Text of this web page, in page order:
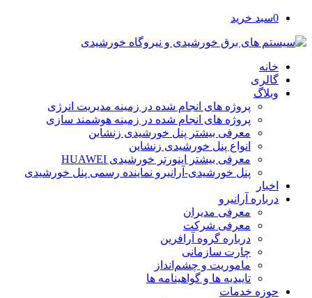
0سبد خرید
خانه
گالری
وبلاگ
پروژه های انجام شده در زمینه مدیریت انرژی
پروژه های انجام شده در زمینه هوشمند سازی
معرفی بیشتر پنل خورشیدی زنشاین
انواع پنل خورشیدی زنشاین
معرفی بیشتر اینورتر خورشیدی HUAWEI
پنل خورشیدی-آرانیرو نماینده رسمی پنل خورشیدی
اخبار
درباره آرانیرو
معرفی مدیران
معرفی شرکت
درباره گروه آرافرین
چارت سازمانی
ماموریت و چشم‌انداز
تاییدیه ها و گواهینامه ها
حوزه خدمات